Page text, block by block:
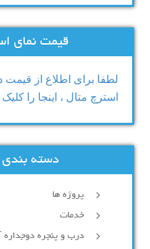
قیمت نمای
لطفا برای اطلاع از قیمت
استرچ متال ، اینجا را کلیک
دسته بندی
پروژه ها
خدمات
درب و پنجره دوجداره